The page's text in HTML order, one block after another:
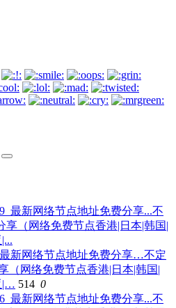
最新网络节点地址免费分享…不定
（网络免费节点香港|日本|韩国|
|… 514 0